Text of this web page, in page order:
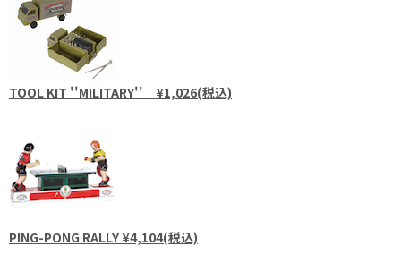
TOOL KIT ''MILITARY'' ¥1,026(税込)
PING-PONG RALLY ¥4,104(税込)